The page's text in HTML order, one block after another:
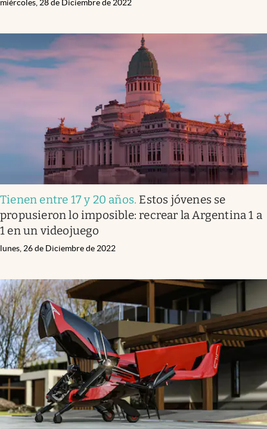
miércoles, 28 de Diciembre de 2022
Tienen entre 17 y 20 años. Estos jóvenes se
propusieron lo imposible: recrear la Argentina 1 a
1 en un videojuego
lunes, 26 de Diciembre de 2022